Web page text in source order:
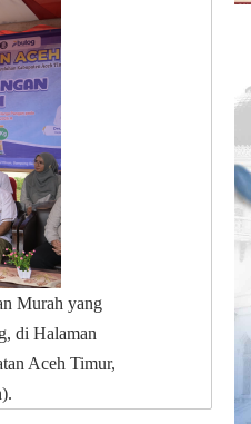
Murah yang
di Halaman
Aceh Timur,